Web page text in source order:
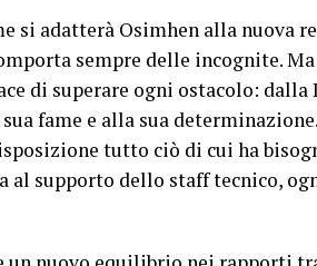
si adatterà Osimhen alla nuova
sempre delle incognite.
di superare ogni ostacolo: dalla
fame e alla sua
tutto ciò di cui ha
al supporto dello staff tecnico,